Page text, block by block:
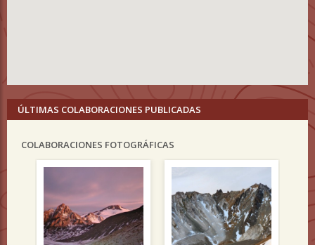
ÚLTIMAS COLABORACIONES PUBLICADAS
COLABORACIONES FOTOGRÁFICAS
Previous